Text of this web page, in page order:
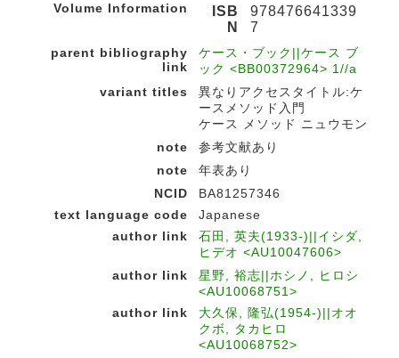
Volume Information
ISB
N
978476641339
7
parent bibliography
link
ケース・ブック||ケース ブ
ック <BB00372964> 1//a
variant titles
異なりアクセスタイトル:ケ
ースメソッド入門
ケース メソッド ニュウモン
note
参考文献あり
note
年表あり
NCID
BA81257346
text language code
Japanese
author link
石田, 英夫(1933-)||イシダ,
ヒデオ <AU10047606>
author link
星野, 裕志||ホシノ, ヒロシ
<AU10068751>
author link
大久保, 隆弘(1954-)||オオ
クボ, タカヒロ
<AU10068752>